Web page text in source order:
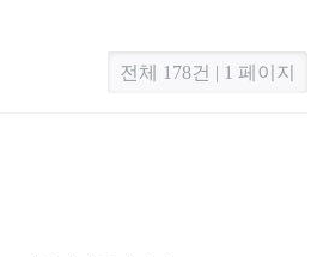
전체 178건 | 1 페이지